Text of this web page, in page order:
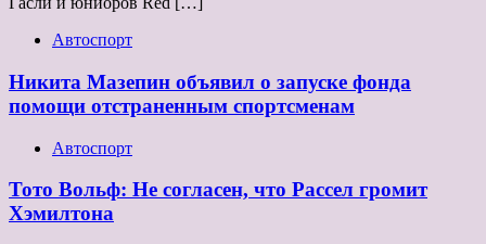
Автоспорт
Никита Мазепин объявил о запуске фонда
помощи отстраненным спортсменам
Автоспорт
Тото Вольф: Не согласен, что Рассел громит
Хэмилтона